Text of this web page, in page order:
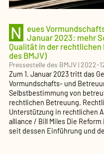
N
eues
Januar 2023: mehr
Qualität in der
des BMJV)
Pressestelle des BMJV|2022-
Zum 1. Januar 2023 tritt das
Vormundschafts- und
Selbstbestimmung von
rechtlichen Betreuung.
Unterstützung in rechtlichen
alliance / Bill Miles Die
seit dessen Einführung und